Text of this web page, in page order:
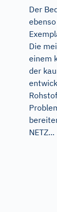
Der
Die
einem
der
NETZ...